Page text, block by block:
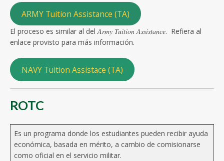
ARMY Tuition Assistance (TA)
El proceso es similar al delArmy Tuition Assistance. Refiera al
enlace provisto para más información.
NAVY Tuition Assistace (TA)
ROTC
Es un programa donde los estudiantes pueden recibir ayuda
económica, basada en mérito, a cambio de comisionarse
como oficial en el servicio militar.